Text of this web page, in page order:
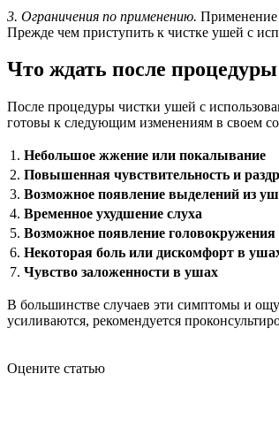
3. Ограничения по применению. Применение
Прежде чем приступить к чистке ушей с
Что ждать после процедуры
После процедуры чистки ушей с
готовы к следующим изменениям в своем
1. Небольшое жжение или покалывание
2. Повышенная чувствительность и
3. Возможное появление выделений из
4. Временное ухудшение слуха
5. Возможное появление головокружения
6. Некоторая боль или дискомфорт в
7. Чувство заложенности в ушах
В большинстве случаев эти симптомы и
усиливаются, рекомендуется
Оцените статью